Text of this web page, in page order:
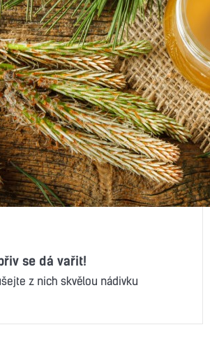
se dá vařit!
z nich skvělou nádivku